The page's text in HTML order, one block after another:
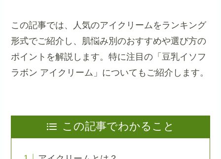
この記事では、人気のアイクリームをランキング
形式でご紹介し、肌悩み別のおすすめや選び方の
ポイントを解説します。特に注目の「豆乳イソフ
ラボン アイクリーム」についてもご紹介します。
この記事でわかること